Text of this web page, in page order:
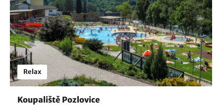
Relax
Koupaliště Pozlovice